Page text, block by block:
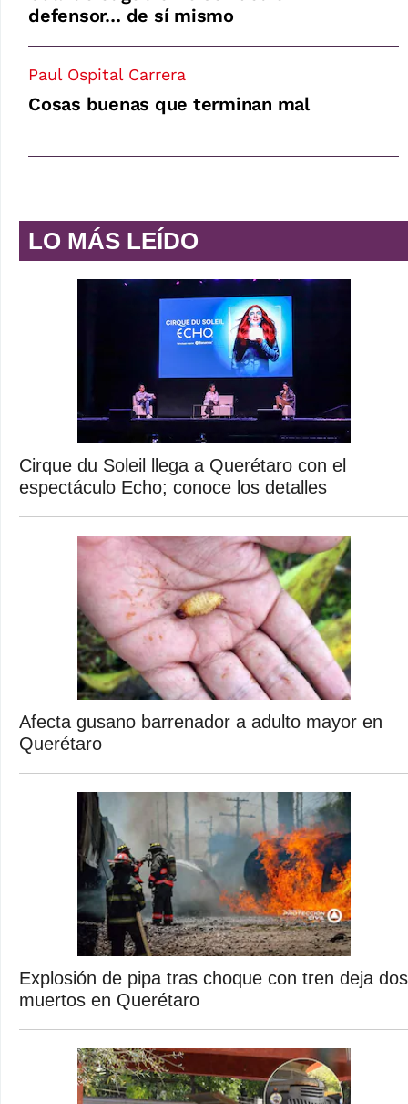
defensor… de sí mismo
Paul Ospital Carrera
Cosas buenas que terminan mal
LO MÁS LEÍDO
Cirque du Soleil llega a Querétaro con el
espectáculo Echo; conoce los detalles
Afecta gusano barrenador a adulto mayor en
Querétaro
Explosión de pipa tras choque con tren deja dos
muertos en Querétaro